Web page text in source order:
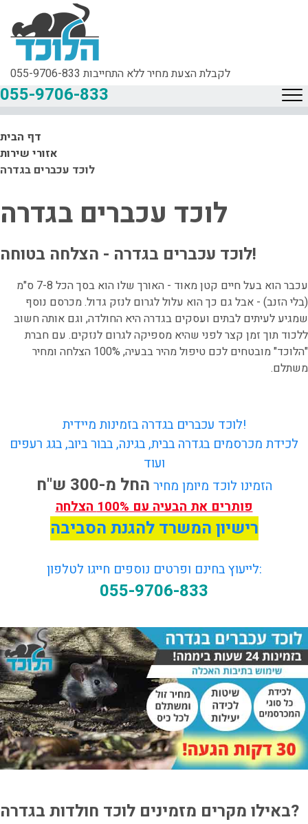
לקבלת הצעת מחיר ללא התחייבות 055-9706-833
055-9706-833
דף הבית
אזורי שירות
לוכד עכברים בגדרה
לוכד עכברים בגדרה
לוכד עכברים בגדרה - הצלחה בטוחה!
עכבר הוא בעל חיים קטן מאוד - האורך שלו הוא בסך הכל 7-8 ס"מ
(בלי הזנב) - אבל גם כך הוא עלול לגרום לנזק גדול. מכרסם נוסף
שמגיע לעיתים לבתים ועסקים בגדרה היא החולדה, וגם אותה חשוב
ללכוד תוך זמן קצר לפני שהיא מספיקה לגרום לנזקים. עם חברת
"הלוכד" מובטחים לכם טיפול מהיר בבעיה, 100% הצלחה ומחיר
משתלם.
לוכד עכברים בגדרה בזמינות מיידית!
לכידת מכרסמים בגדרה בבית, בגינה, בבור ביוב, בגג רעפים
ועוד
הזמינו לוכד מיומן מחיר החל מ-300 ש"ח
פותרים את הבעיה עם 100% הצלחה
רישיון המשרד להגנת הסביבה
לייעוץ בחינם ופרטים נוספים חייגו לטלפון:
055-9706-833
באילו מקרים מזמינים לוכד חולדות בגדרה?